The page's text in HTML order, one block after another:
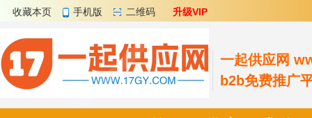
收藏本页 手机版 二维码 升级VIP
一起供应网
b2b免费推广